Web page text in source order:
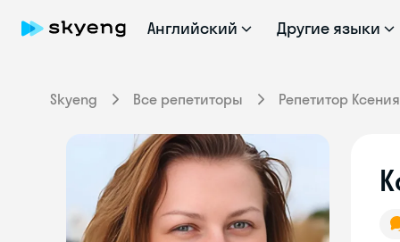
Английский Другие языки
Skyeng Все репетиторы Репетитор Ксения